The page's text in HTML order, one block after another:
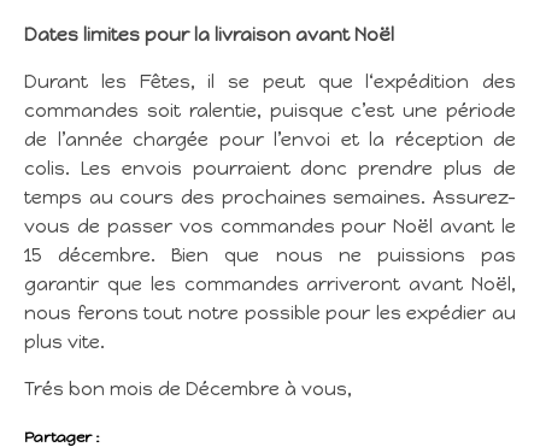
Dates limites pour la livraison avant Noël
Durant les Fêtes, il se peut que l‘expédition des
commandes soit ralentie, puisque c’est une période
de l’année chargée pour l’envoi et la réception de
colis. Les envois pourraient donc prendre plus de
temps au cours des prochaines semaines. Assurez-
vous de passer vos commandes pour Noël avant le
15 décembre. Bien que nous ne puissions pas
garantir que les commandes arriveront avant Noël,
nous ferons tout notre possible pour les expédier au
plus vite.
Trés bon mois de Décembre à vous,
Partager :